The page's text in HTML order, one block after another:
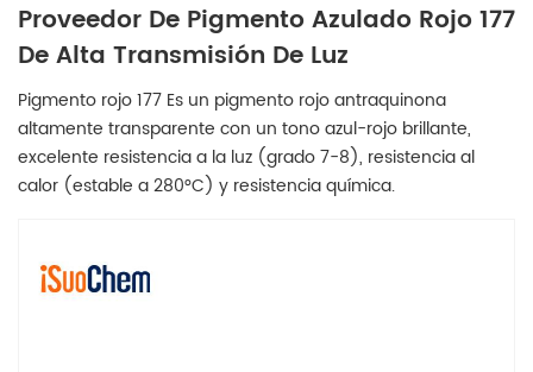
Proveedor De Pigmento Azulado Rojo 177
De Alta Transmisión De Luz
Pigmento rojo 177 Es un pigmento rojo antraquinona
altamente transparente con un tono azul-rojo brillante,
excelente resistencia a la luz (grado 7-8), resistencia al
calor (estable a 280°C) y resistencia química.